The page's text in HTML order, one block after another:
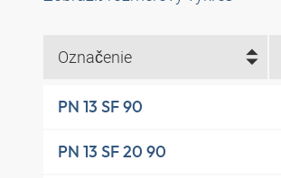
Označenie
PN 13 SF 90
PN 13 SF 20 90